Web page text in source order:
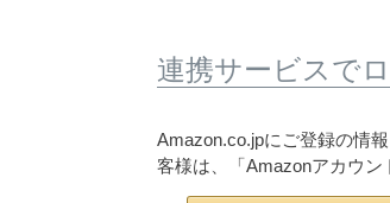
連携サービスで
Amazon.co.jpにご登録の情
客様は、「Amazonアカウン